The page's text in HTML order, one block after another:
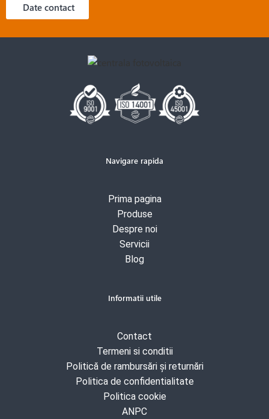
Date contact
Navigare rapida
Prima pagina
Produse
Despre noi
Servicii
Blog
Informatii utile
Contact
Termeni si conditii
Politică de rambursări și returnări
Politica de confidentialitate
Politica cookie
ANPC